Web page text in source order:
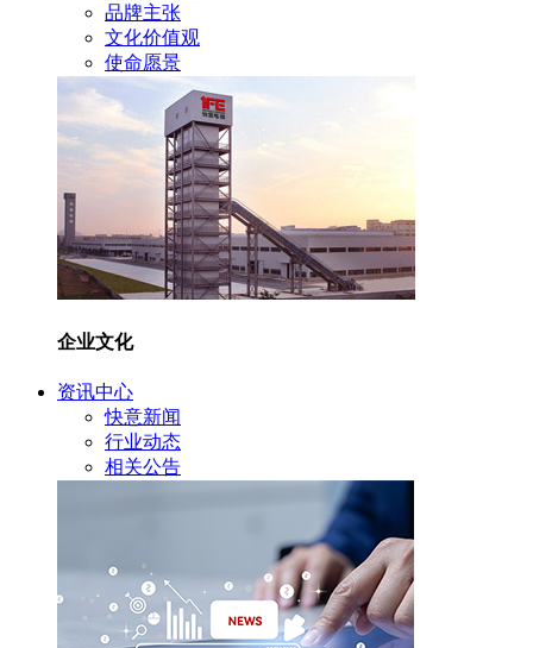
品牌主张
文化价值观
使命愿景
企业文化
资讯中心
快意新闻
行业动态
相关公告